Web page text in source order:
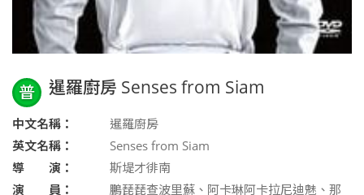
普 暹羅廚房 Senses from Siam
中文名稱：
暹羅廚房
英文名稱：
Senses from Siam
導 演：
斯堤才徘南
演 員：
鵬琵琵查波里蘇、阿卡琳阿卡拉尼迪魅、那